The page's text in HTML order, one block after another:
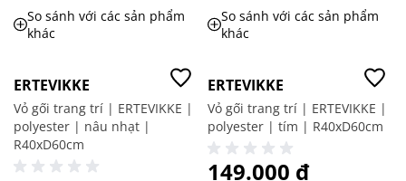
So sánh với các sản phẩm
khác
So sánh với các sản phẩm
khác
Giá tốt
ERTEVIKKE
Vỏ gối trang trí | ERTEVIKKE |
polyester | nâu nhạt |
R40xD60cm
Giá tốt
ERTEVIKKE
Vỏ gối trang trí | ERTEVIKKE |
polyester | tím | R40xD60cm
149.000 ₫